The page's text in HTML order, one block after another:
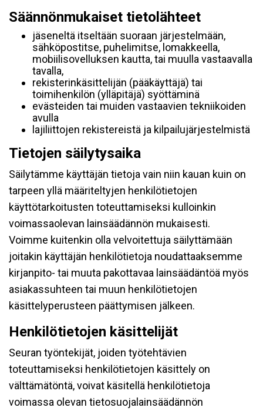
Säännönmukaiset tietolähteet
jäseneltä itseltään suoraan järjestelmään,
sähköpostitse, puhelimitse, lomakkeella,
mobiilisovelluksen kautta, tai muulla vastaavalla
tavalla,
rekisterinkäsittelijän (pääkäyttäjä) tai
toimihenkilön (ylläpitäjä) syöttäminä
evästeiden tai muiden vastaavien tekniikoiden
avulla
lajiliittojen rekistereistä ja kilpailujärjestelmistä
Tietojen säilytysaika
Säilytämme käyttäjän tietoja vain niin kauan kuin on
tarpeen yllä määriteltyjen henkilötietojen
käyttötarkoitusten toteuttamiseksi kulloinkin
voimassaolevan lainsäädännön mukaisesti.
Voimme kuitenkin olla velvoitettuja säilyttämään
joitakin käyttäjän henkilötietoja noudattaaksemme
kirjanpito- tai muuta pakottavaa lainsäädäntöä myös
asiakassuhteen tai muun henkilötietojen
käsittelyperusteen päättymisen jälkeen.
Henkilötietojen käsittelijät
Seuran työntekijät, joiden työtehtävien
toteuttamiseksi henkilötietojen käsittely on
välttämätöntä, voivat käsitellä henkilötietoja
voimassa olevan tietosuojalainsäädännön